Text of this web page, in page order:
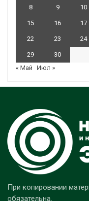
8 9 10
15 16 17
22 23 24
29
30
« Май
Июл »
При копировании
обязательна.